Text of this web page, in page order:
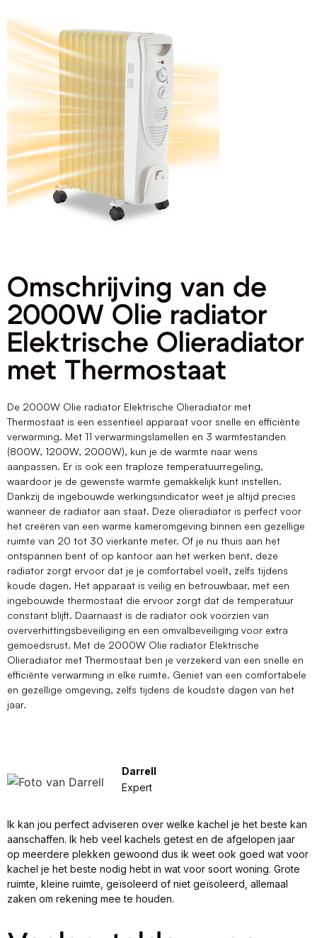
Omschrijving van de
2000W Olie radiator
Elektrische Olieradiator
met Thermostaat
De 2000W Olie radiator Elektrische Olieradiator met
Thermostaat is een essentieel apparaat voor snelle en efficiënte
verwarming. Met 11 verwarmingslamellen en 3 warmtestanden
(800W, 1200W, 2000W), kun je de warmte naar wens
aanpassen. Er is ook een traploze temperatuurregeling,
waardoor je de gewenste warmte gemakkelijk kunt instellen.
Dankzij de ingebouwde werkingsindicator weet je altijd precies
wanneer de radiator aan staat. Deze olieradiator is perfect voor
het creëren van een warme kameromgeving binnen een gezellige
ruimte van 20 tot 30 vierkante meter. Of je nu thuis aan het
ontspannen bent of op kantoor aan het werken bent, deze
radiator zorgt ervoor dat je je comfortabel voelt, zelfs tijdens
koude dagen. Het apparaat is veilig en betrouwbaar, met een
ingebouwde thermostaat die ervoor zorgt dat de temperatuur
constant blijft. Daarnaast is de radiator ook voorzien van
oververhittingsbeveiliging en een omvalbeveiliging voor extra
gemoedsrust. Met de 2000W Olie radiator Elektrische
Olieradiator met Thermostaat ben je verzekerd van een snelle en
efficiënte verwarming in elke ruimte. Geniet van een comfortabele
en gezellige omgeving, zelfs tijdens de koudste dagen van het
jaar.
Darrell
Expert
Ik kan jou perfect adviseren over welke kachel je het beste kan
aanschaffen. Ik heb veel kachels getest en de afgelopen jaar
op meerdere plekken gewoond dus ik weet ook goed wat voor
kachel je het beste nodig hebt in wat voor soort woning. Grote
ruimte, kleine ruimte, geïsoleerd of niet geïsoleerd, allemaal
zaken om rekening mee te houden.